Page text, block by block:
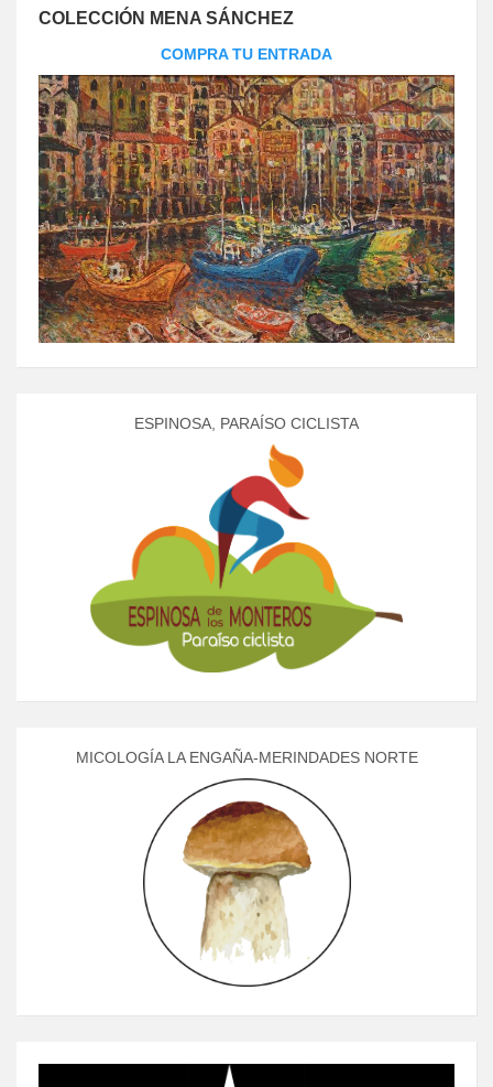
COLECCIÓN MENA SÁNCHEZ
COMPRA TU ENTRADA
ESPINOSA, PARAÍSO CICLISTA
MICOLOGÍA LA ENGAÑA-MERINDADES NORTE